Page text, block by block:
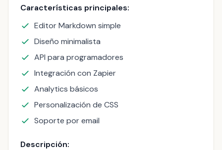
Características principales:
Editor Markdown simple
Diseño minimalista
API para programadores
Integración con Zapier
Analytics básicos
Personalización de CSS
Soporte por email
Descripción: